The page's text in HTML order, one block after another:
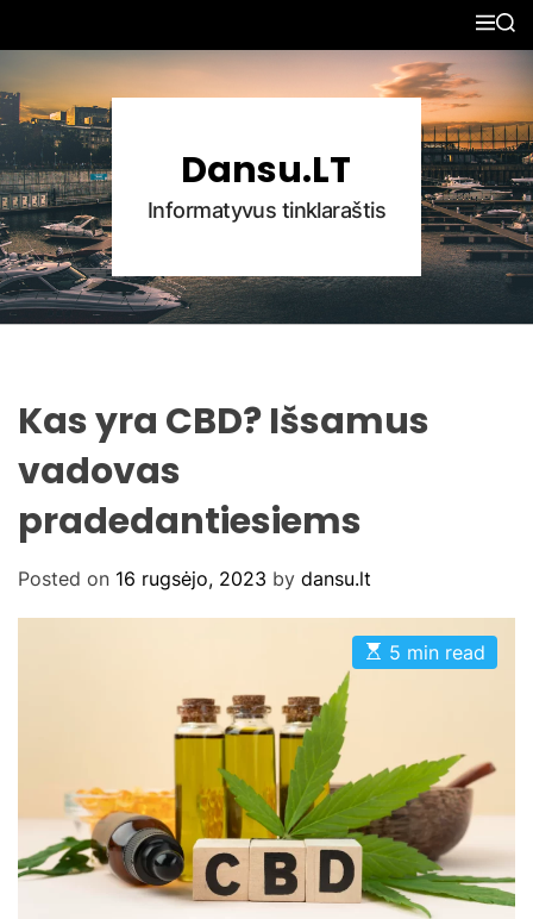
p
t
o
c
o
n
t
e
M
U
S
C
H
Dansu.LT
Informatyvus tinklaraštis
Kas yra CBD? Išsamus
vadovas
pradedantiesiems
Posted on 16 rugsėjo, 2023 by dansu.lt
E
s
e
d
r
e
a
d
t
5 min read